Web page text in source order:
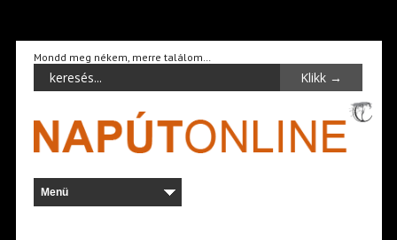
Mondd meg nékem, merre találom…